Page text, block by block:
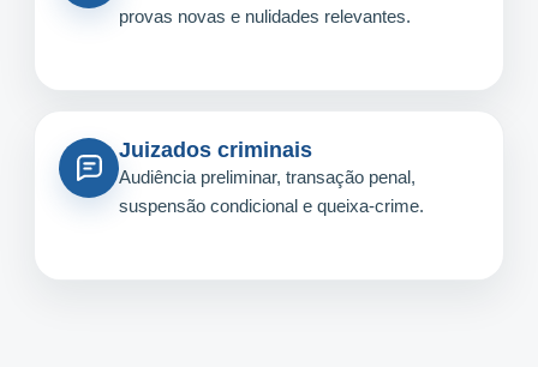
provas novas e nulidades relevantes.
Juizados criminais
Audiência preliminar, transação penal,
suspensão condicional e queixa-crime.